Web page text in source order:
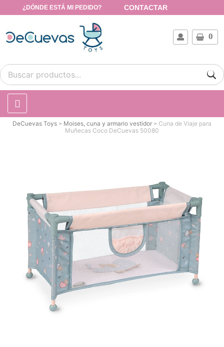
¿DÓNDE ESTÁ MI PEDIDO? CONTACTAR
0
DeCuevas Toys Moises, cuna y armario vestidor
Cuna de Viaje para
Muñecas Coco DeCuevas 50080